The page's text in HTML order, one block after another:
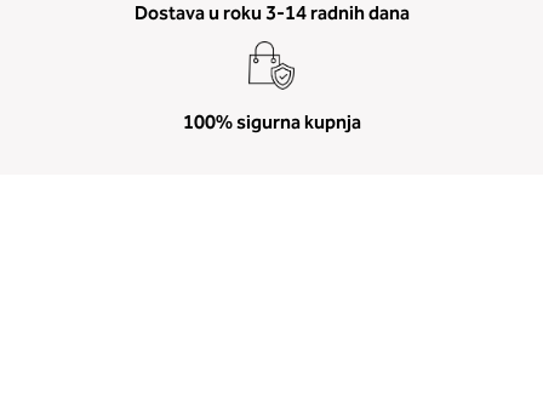
Dostava u roku 3-14 radnih dana
100% sigurna kupnja
boste prebrali, katera globina
ustreza vaši meri (A, B …) – iščite v
stolpcu, ki ste ga določili s
obsegom.